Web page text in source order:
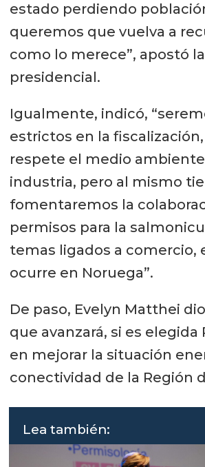
estado perdiendo
queremos que vuelva a
como lo merece”, apostó
presidencial.
Igualmente, indicó,
estrictos en la
respete el medio
industria, pero al mismo
fomentaremos la
permisos para la
temas ligados a comercio,
ocurre en Noruega”.
De paso, Evelyn Matthei
que avanzará, si es elegida
en mejorar la situación
conectividad de la Región
Lea también: